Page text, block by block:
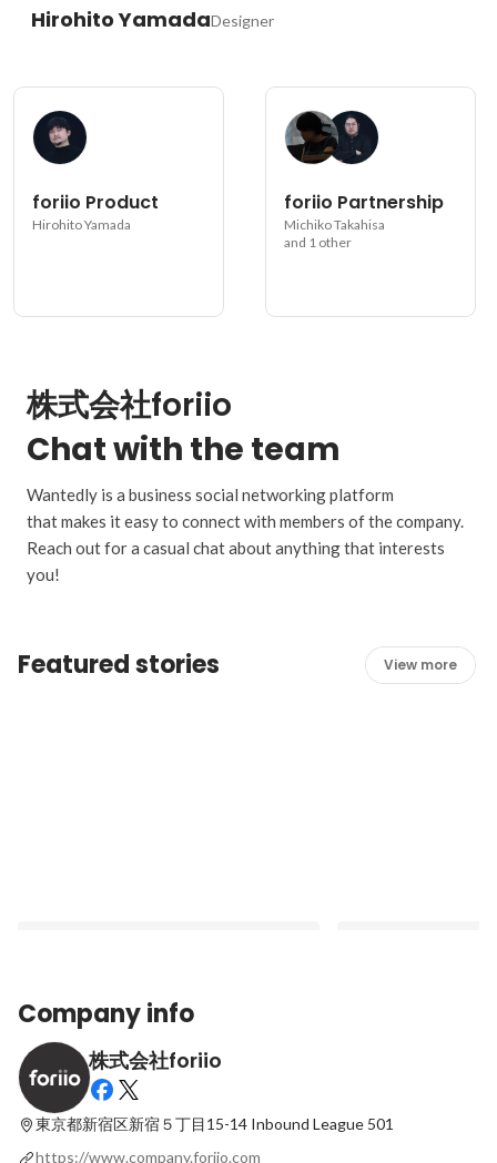
Hirohito YamadaDesigner
foriio Product
Hirohito Yamada
foriio Partnership
Michiko Takahisa
and 1 other
株式会社foriio
Chat with the team
Wantedly is a business social networking platform
that makes it easy to connect with members of the company.
Reach out for a casual chat about anything that interests
you!
Featured stories View more
【代表インタビュー】急成長中のポートフ
ォリオプラットフォーム「foriio」登録者
15万人超。国内トップを達成した先に描く
Latest
で、表現する「個」を
Latest
Company info
株式会社foriio
東京都新宿区新宿５丁目15-14 Inbound League 501
https://www.company.foriio.com